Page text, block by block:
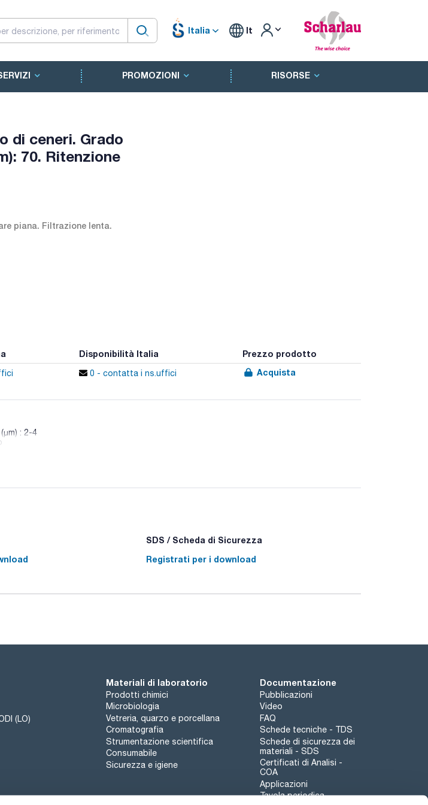
Italia It
PROMOZIONI RISORSE
di ceneri. Grado
70. Ritenzione
piana. Filtrazione lenta.
Disponibilità Italia Prezzo prodotto
0 - contatta i ns.uffici Acquista
: 2-4
SDS / Scheda di Sicurezza
Registrati per i download
(LO)
Materiali di laboratorio
Prodotti chimici
Microbiologia
Vetreria, quarzo e porcellana
Cromatografia
Strumentazione scientifica
Consumabile
Sicurezza e igiene
Documentazione
Pubblicazioni
Video
FAQ
Schede tecniche - TDS
Schede di sicurezza dei
materiali - SDS
Certificati di Analisi -
COA
Applicazioni
Tavola periodica